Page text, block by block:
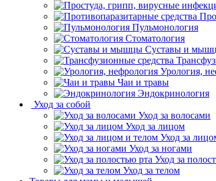
Пульмонология
Стоматология
Суставы и
Урология,
Чаи и травы
Эндокринология
Уход за собой
Уход за волосами
Уход за лицом
Уход за
Уход за ногами
Уход за
Уход за телом